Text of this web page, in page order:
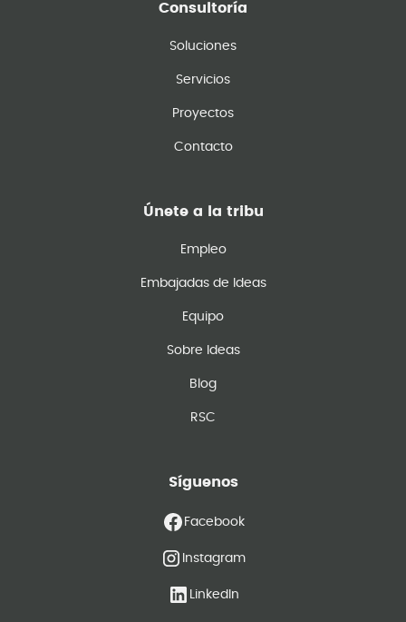
Consultoría
Soluciones
Servicios
Proyectos
Contacto
Únete a la tribu
Empleo
Embajadas de Ideas
Equipo
Sobre Ideas
Blog
RSC
Síguenos
Facebook
Instagram
LinkedIn